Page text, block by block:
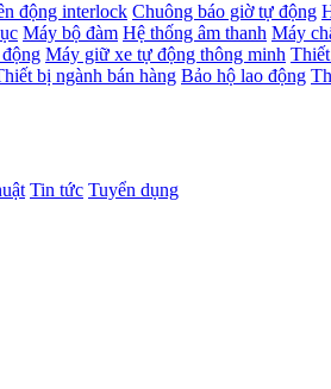
động interlock Chuông báo giờ tự động
Máy bộ đàm Hệ thống âm thanh Máy
Máy giữ xe tự động thông minh
bị ngành bán hàng Bảo hộ lao động
Tin tức Tuyển dụng